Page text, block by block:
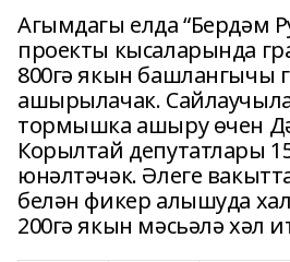
Агымдагы елда “Бердәм
проекты кысаларында
800гә якын башлангычы
ашырылачак.
тормышка ашыру өчен
Корылтай депутатлары
юнәлтәчәк. Әлеге
белән фикер алышуда
200гә якын мәсьәлә хәл